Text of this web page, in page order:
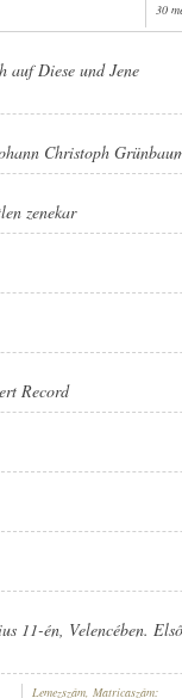
30
auf Diese und Jene
Christoph
zenekar
Record
11-én, Velencében.
Lemezszám, Matricaszám: